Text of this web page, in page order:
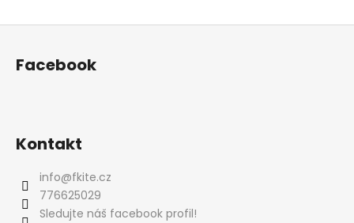
Facebook
Kontakt
info@fkite.cz
776625029
Sledujte náš facebook profil!